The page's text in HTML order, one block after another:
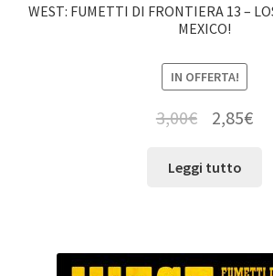
WEST: FUMETTI DI FRONTIERA 13 –
MEXICO!
IN OFFERTA!
3,00€ 2,85€
Leggi tutto